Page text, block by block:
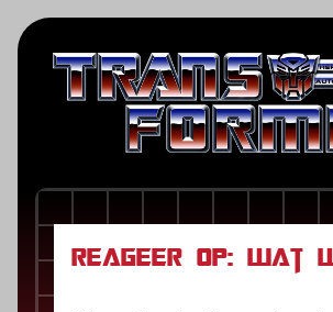
Reageer op: Wat